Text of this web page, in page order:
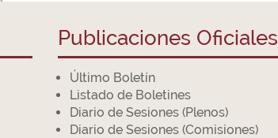
Publicaciones Oficiales
Último Boletín
Listado de Boletines
Diario de Sesiones (Plenos)
Diario de Sesiones (Comisiones)